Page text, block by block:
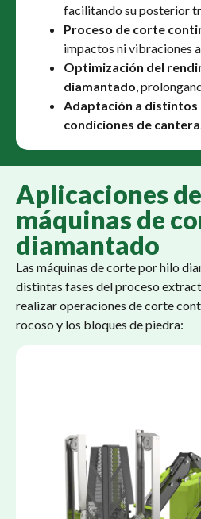
facilitando su posterior
Proceso de corte
impactos ni vibraciones
Optimización del
diamantado,
Adaptación a distintos
condiciones de cantera
Aplicaciones
máquinas de
diamantado
Las máquinas de corte por hilo
distintas fases del proceso
realizar operaciones de corte
rocoso y los bloques de piedra: